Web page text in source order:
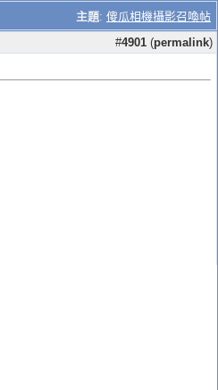
主題: 傻瓜相機攝影召喚帖
#4901 (permalink)